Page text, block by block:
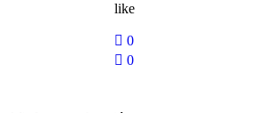
like
0
0